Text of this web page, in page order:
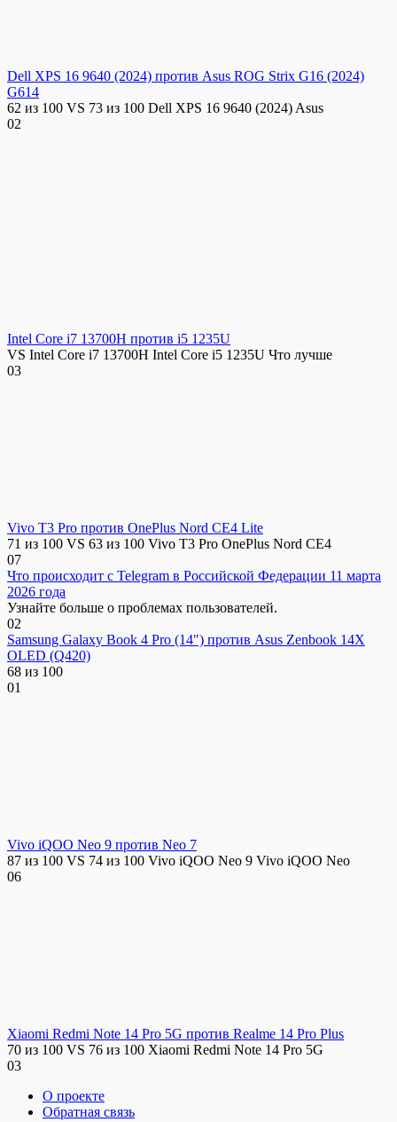
Dell XPS 16 9640 (2024) против Asus ROG Strix G16 (2024)
G614
62 из 100 VS 73 из 100 Dell XPS 16 9640 (2024) Asus
02
Intel Core i7 13700H против i5 1235U
VS Intel Core i7 13700H Intel Core i5 1235U Что лучше
03
Vivo T3 Pro против OnePlus Nord CE4 Lite
71 из 100 VS 63 из 100 Vivo T3 Pro OnePlus Nord CE4
07
Что происходит с Telegram в Российской Федерации 11 марта
2026 года
Узнайте больше о проблемах пользователей.
02
Samsung Galaxy Book 4 Pro (14″) против Asus Zenbook 14X
OLED (Q420)
68 из 100
01
Vivo iQOO Neo 9 против Neo 7
87 из 100 VS 74 из 100 Vivo iQOO Neo 9 Vivo iQOO Neo
06
Xiaomi Redmi Note 14 Pro 5G против Realme 14 Pro Plus
70 из 100 VS 76 из 100 Xiaomi Redmi Note 14 Pro 5G
03
О проекте
Обратная связь